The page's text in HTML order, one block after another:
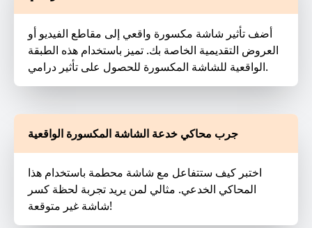
أضف تأثير شاشة مكسورة واقعي إلى مقاطع الفيديو أو
العروض التقديمية الخاصة بك. تميز باستخدام هذه الطبقة
الواقعية للشاشة المكسورة للحصول على تأثير درامي.
جرب محاكي خدعة الشاشة المكسورة الواقعية
اختبر كيف ستتفاعل مع شاشة محطمة باستخدام هذا
المحاكي الخدعي. مثالي لمن يريد تجربة لحظة كسر
شاشة غير متوقعة!